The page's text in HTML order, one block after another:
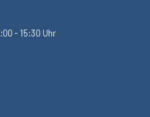
- 15:30 Uhr